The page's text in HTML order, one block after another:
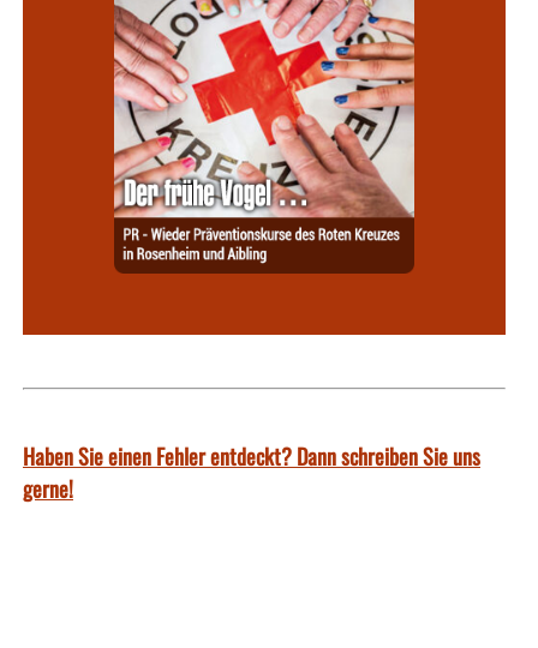
Haben Sie einen Fehler entdeckt? Dann schreiben Sie uns
gerne!